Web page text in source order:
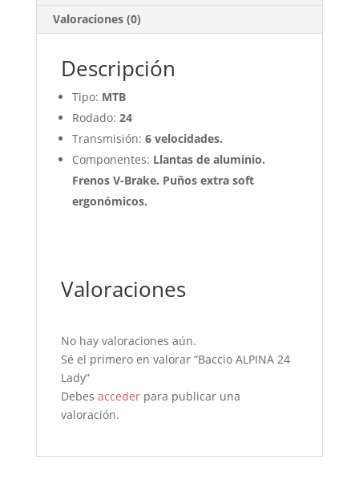
Valoraciones (0)
Descripción
Tipo: MTB
Rodado: 24
Transmisión: 6 velocidades.
Componentes: Llantas de aluminio.
Frenos V-Brake. Puños extra soft
ergonómicos.
Valoraciones
No hay valoraciones aún.
Sé el primero en valorar “Baccio ALPINA 24
Lady”
Debes accederpara publicar una
valoración.